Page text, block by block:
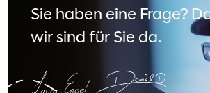
Sie haben eine Frage?
wir sind für Sie da.